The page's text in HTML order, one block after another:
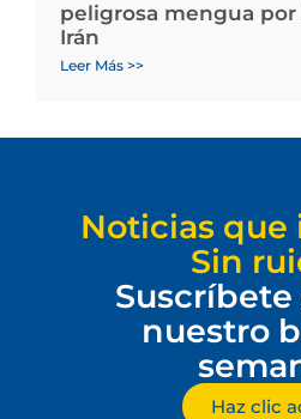
peligrosa mengua por
Irán
Leer Más >>
Noticias que
Sin
Suscríbete
nuestro
Haz clic